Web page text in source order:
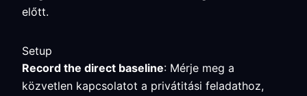
előtt.
Setup
Record the direct baseline: Mérje meg a
közvetlen kapcsolatot a privátitási feladathoz,